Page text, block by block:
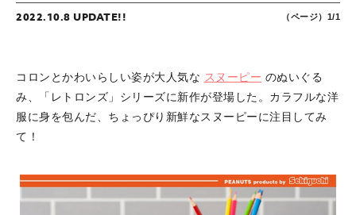
2022.10.8 UPDATE!! （ページ）1/1
コロンとかわいらしい姿が大人気な スヌーピー のぬいぐる
み、「レトロンズ」シリーズに新作が登場した。カラフルな洋
服に身を包んだ、ちょっぴり新鮮なスヌーピーに注目してみ
て！